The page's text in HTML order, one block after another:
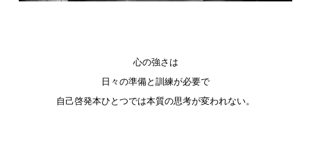
心の強さは
日々の準備と訓練が必要で
自己啓発本ひとつでは本質の思考が変われない。